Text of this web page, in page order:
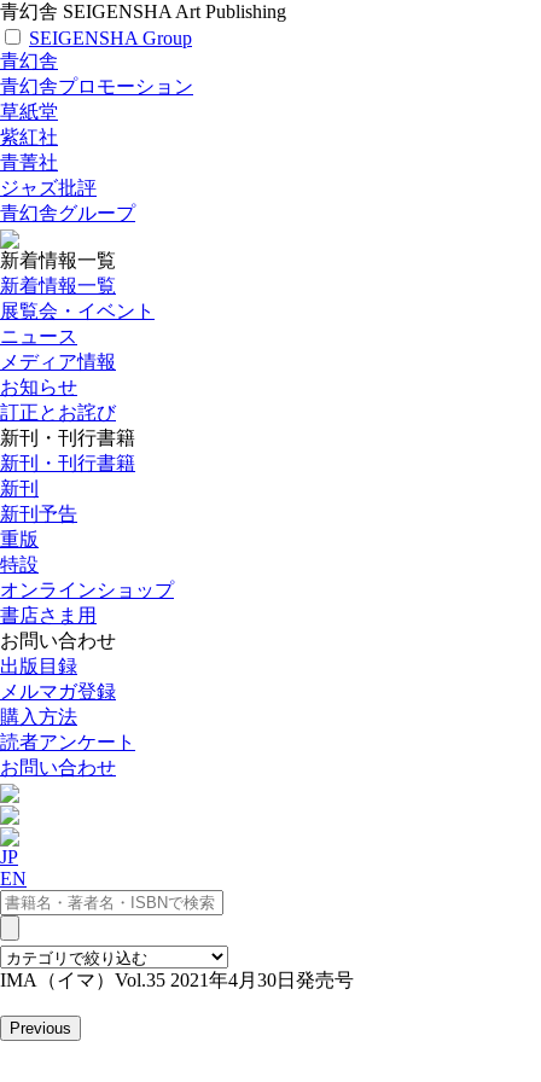
青幻舎 SEIGENSHA Art Publishing
SEIGENSHA Group
青幻舎
青幻舎プロモーション
草紙堂
紫紅社
青菁社
ジャズ批評
青幻舎グループ
新着情報一覧
新着情報一覧
展覧会・イベント
ニュース
メディア情報
お知らせ
訂正とお詫び
新刊・刊行書籍
新刊・刊行書籍
新刊
新刊予告
重版
特設
オンラインショップ
書店さま用
お問い合わせ
出版目録
メルマガ登録
購入方法
読者アンケート
お問い合わせ
JP
EN
IMA（イマ）Vol.35 2021年4月30日発売号
Previous